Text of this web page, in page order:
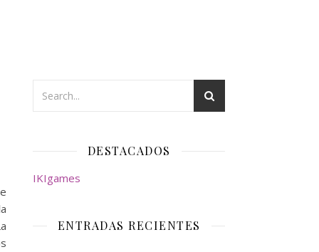
DESTACADOS
IKIgames
ENTRADAS RECIENTES